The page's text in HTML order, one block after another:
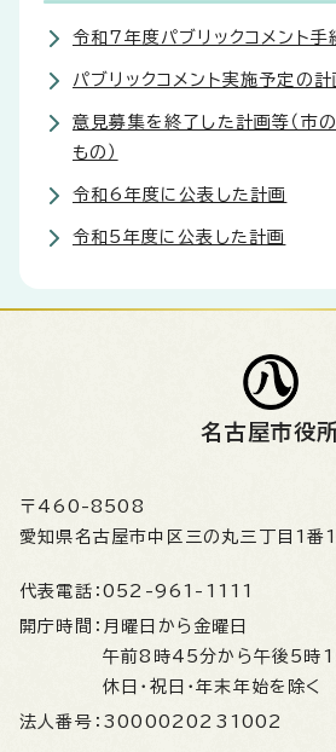
令和7年度パブリックコメント
パブリックコメント実施予定の
意見募集を終了した計画等（市
もの）
令和6年度に公表した計画
令和5年度に公表した計画
名古屋市役
〒460-8508
愛知県名古屋市中区三の丸三丁目1番
代表電話： 052-961-1111
開庁時間： 月曜日から金曜日
午前8時45分から午後5時
休日・祝日・年末年始を除く
法人番号： 3000020231002